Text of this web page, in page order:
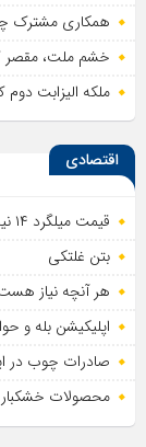
همکاری مشترک
خشم ملت،
ملکه الیزابت دوم
اقتصادی
قیمت میلگرد ۱۴ نیشابور: عوامل تأثیرگذار و پیش‌بینی وضعیت بازار
بتن غلتکی
هر آنچه نیاز هست
اپلیکیشن بله و
صادرات چوب در
محصولات خشکبار